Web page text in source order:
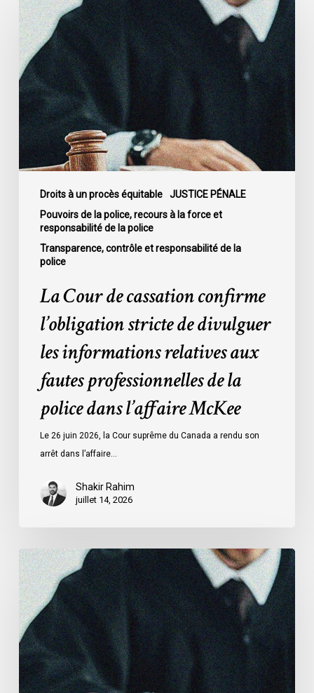
Droits à un procès équitable
JUSTICE PÉNALE
Pouvoirs de la police, recours à la force et
responsabilité de la police
Transparence, contrôle et responsabilité de la
police
Cour
de
cassation
confirme
l’obligation
stricte
de
divulguer
les
informations
relatives
fautes
professionnelles
police
dans
McKee
La Cour de cassation confirme
l’obligation stricte de divulguer
les informations relatives aux
fautes professionnelles de la
police dans l’affaire McKee
Le 26 juin 2026, la Cour suprême du Canada a rendu son
arrêt dans l’affaire…
Shakir Rahim
juillet 14, 2026
L’ACLC
témoigne
devant
le
Sénat
au
sujet
du